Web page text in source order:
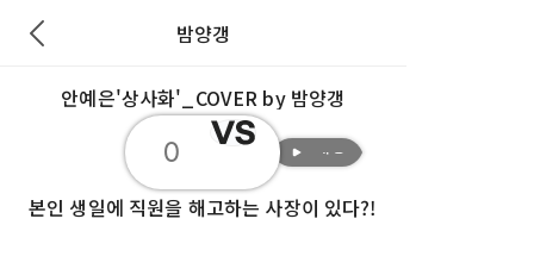
밤양갱
안예은'상사화'_COVER by 밤양갱
재생
본인 생일에 직원을 해고하는 사장이 있다?!
재생
0